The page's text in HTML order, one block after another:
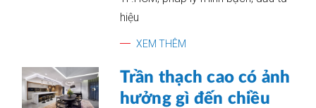
hiệu
XEM THÊM
Trần thạch cao có ảnh
hưởng gì đến chiều